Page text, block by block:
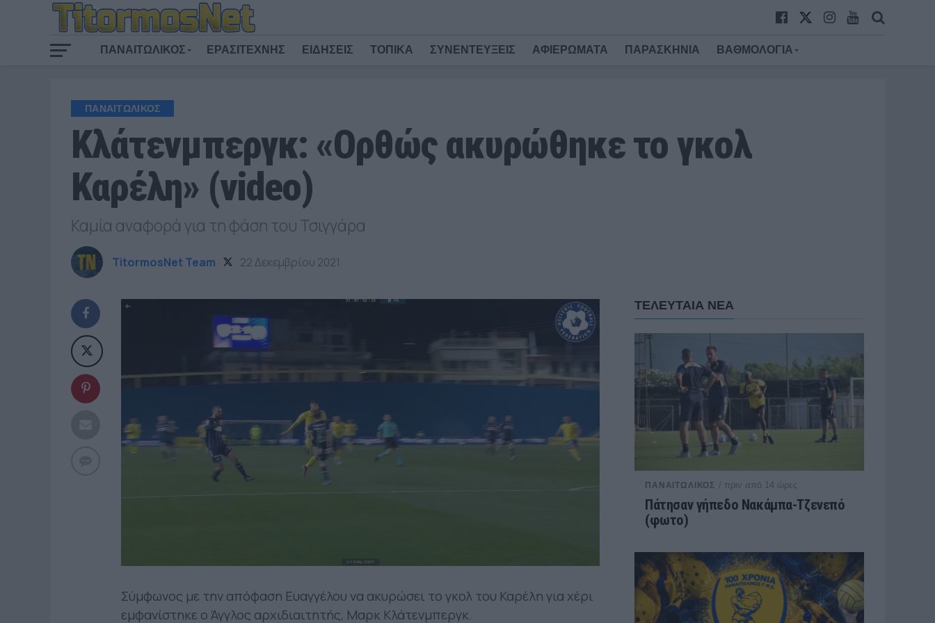
ΠΑΝΑΙΤΩΛΙΚΟΣ ΕΡΑΣΙΤΕΧΝΗΣ ΕΙΔΗΣΕΙΣ ΤΟΠΙΚΑ ΣΥΝΕΝΤΕΥΞΕΙΣ ΑΦΙΕΡΩΜΑΤΑ ΠΑΡΑΣΚΗΝΙΑ ΒΑΘΜΟΛΟΓΙΑ
ΠΑΝΑΙΤΩΛΙΚΟΣ
Κλάτενμπεργκ: «Ορθώς ακυρώθηκε το γκολ
Καρέλη» (video)
Καμία αναφορά για τη φάση του Τσιγγάρα
TitormosNet Team 22 Δεκεμβρίου 2021
Σύμφωνος με την απόφαση Ευαγγέλου να ακυρώσει το γκολ του Καρέλη για χέρι
εμφανίστηκε ο Άγγλος αρχιδιαιτητής, Μαρκ Κλάτενμπεργκ.
ΤΕΛΕΥΤΑΙΑ ΝΕΑ
ΠΑΝΑΙΤΩΛΙΚΟΣ / πριν από 14 ώρες
Πάτησαν γήπεδο Νακάμπα-Τζενεπό
(φωτο)